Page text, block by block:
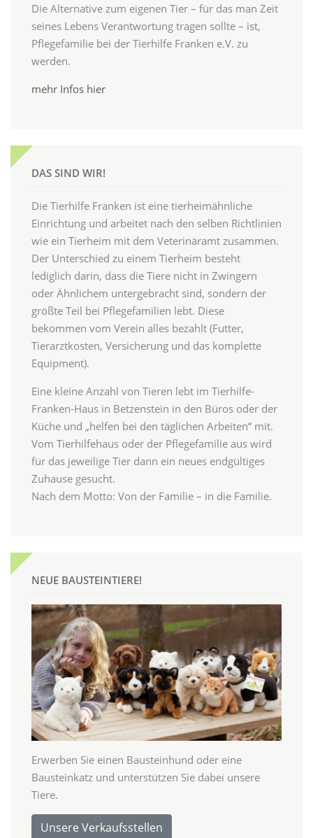
Die Alternative zum eigenen Tier – für das man Zeit
seines Lebens Verantwortung tragen sollte – ist,
Pflegefamilie bei der Tierhilfe Franken e.V. zu
werden.
mehr Infos hier
DAS SIND WIR!
Die Tierhilfe Franken ist eine tierheimähnliche
Einrichtung und arbeitet nach den selben Richtlinien
wie ein Tierheim mit dem Veterinäramt zusammen.
Der Unterschied zu einem Tierheim besteht
lediglich darin, dass die Tiere nicht in Zwingern
oder Ähnlichem untergebracht sind, sondern der
größte Teil bei Pflegefamilien lebt. Diese
bekommen vom Verein alles bezahlt (Futter,
Tierarztkosten, Versicherung und das komplette
Equipment).
Eine kleine Anzahl von Tieren lebt im Tierhilfe-
Franken-Haus in Betzenstein in den Büros oder der
Küche und „helfen bei den täglichen Arbeiten“ mit.
Vom Tierhilfehaus oder der Pflegefamilie aus wird
für das jeweilige Tier dann ein neues endgültiges
Zuhause gesucht.
Nach dem Motto: Von der Familie – in die Familie.
NEUE BAUSTEINTIERE!
Erwerben Sie einen Bausteinhund oder eine
Bausteinkatz und unterstützen Sie dabei unsere
Tiere.
Unsere Verkaufsstellen